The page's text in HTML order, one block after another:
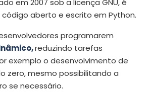
em 2007 sob a licença GNU, é
código aberto e escrito em Python.
programarem
reduzindo tarefas
exemplo o desenvolvimento de
zero, mesmo possibilitando a
se necessário.